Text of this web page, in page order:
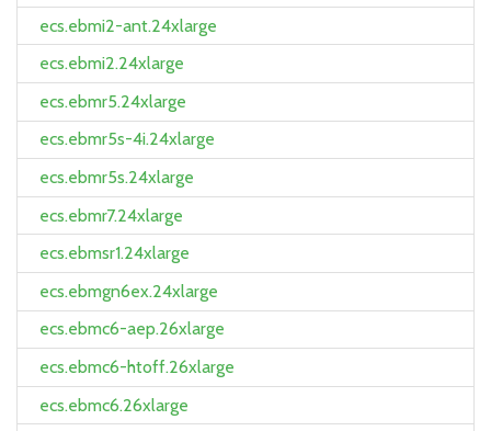
ecs.ebmi2-ant.24xlarge
ecs.ebmi2.24xlarge
ecs.ebmr5.24xlarge
ecs.ebmr5s-4i.24xlarge
ecs.ebmr5s.24xlarge
ecs.ebmr7.24xlarge
ecs.ebmsr1.24xlarge
ecs.ebmgn6ex.24xlarge
ecs.ebmc6-aep.26xlarge
ecs.ebmc6-htoff.26xlarge
ecs.ebmc6.26xlarge